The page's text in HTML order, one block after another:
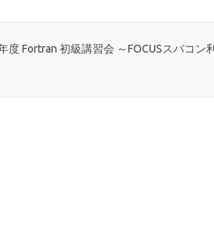
ン度 Fortran 初級講習会 ～FOCUSスパコン